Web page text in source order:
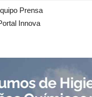
Prensa
Innova